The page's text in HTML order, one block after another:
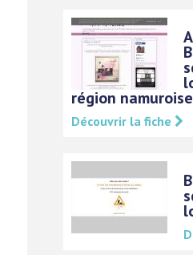
région namuroise
Découvrir la fiche